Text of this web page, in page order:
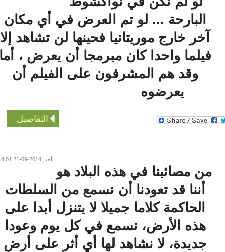
البارحة ... لو تم العرض في أي مكان
آخر خارج موريتانيا فحينها لن تشاهد إلا
فيلما واحدا كان مبرمجا أن يعرض ، أما
وقد هم المشرفون على الفيلم أن
يعرضوه
التفاصيل
من مصائبنا في هذه البلاد هو
أننا قد تعودنا أن نسمع من السلطات
الحاكمة كلاما جميلا لا يتنزل أبدا على
هذه الأرض، نسمع في كل يوم وعودا
جديدة، لا نشاهد لها أي أثر على أرض